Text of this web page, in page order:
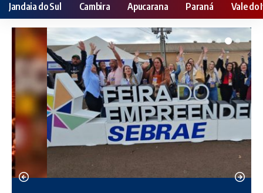
Jandaia do Sul Cambira Apucarana Paraná Vale do